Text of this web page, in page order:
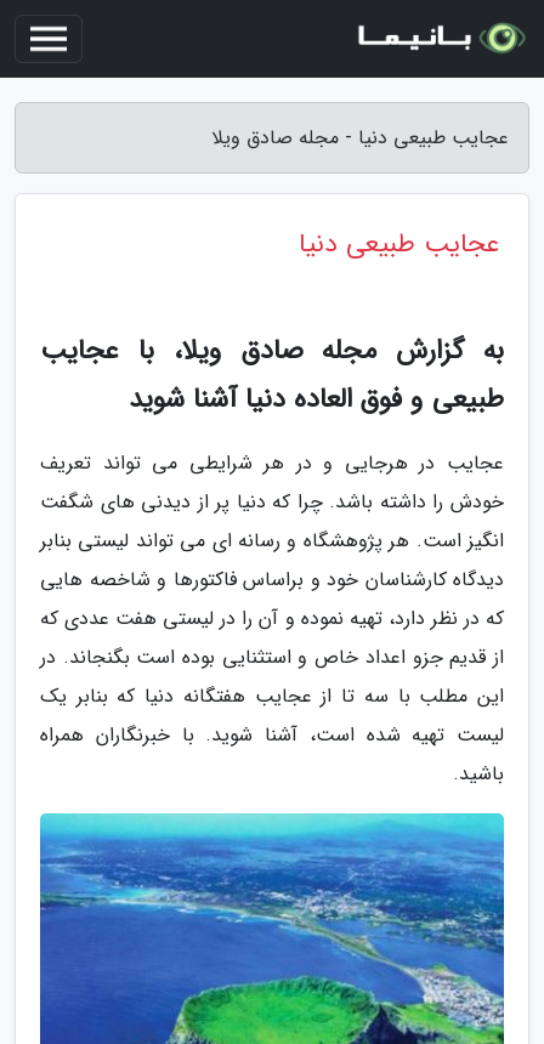
عجایب طبیعی دنیا - مجله صادق ویلا
عجایب طبیعی دنیا
به گزارش مجله صادق ویلا، با عجایب
طبیعی و فوق العاده دنیا آشنا شوید
عجایب در هرجایی و در هر شرایطی می تواند تعریف
خودش را داشته باشد. چرا که دنیا پر از دیدنی های شگفت
انگیز است. هر پژوهشگاه و رسانه ای می تواند لیستی بنابر
دیدگاه کارشناسان خود و براساس فاکتورها و شاخصه هایی
که در نظر دارد، تهیه نموده و آن را در لیستی هفت عددی که
از قدیم جزو اعداد خاص و استثنایی بوده است بگنجاند. در
این مطلب با سه تا از عجایب هفتگانه دنیا که بنابر یک
لیست تهیه شده است، آشنا شوید. با خبرنگاران همراه
باشید.